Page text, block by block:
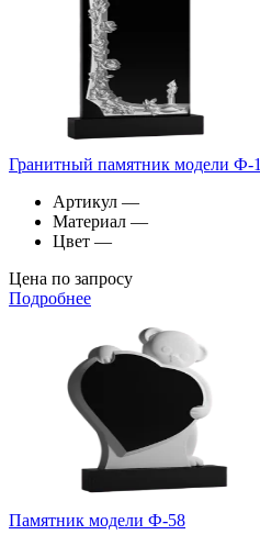
Гранитный памятник модели Ф-1
Артикул —
Материал —
Цвет —
Цена по запросу
Подробнее
Памятник модели Ф-58